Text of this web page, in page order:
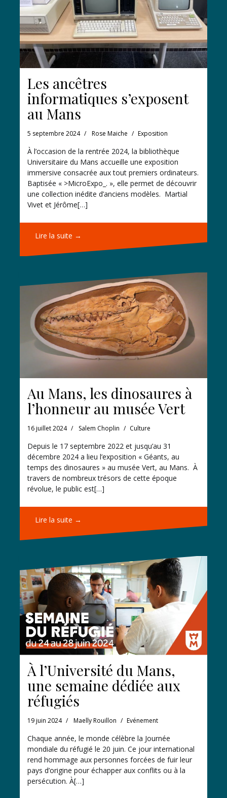
Les ancêtres
informatiques s’exposent
au Mans
5 septembre 2024 Rose Maiche Exposition
À l’occasion de la rentrée 2024, la bibliothèque
Universitaire du Mans accueille une exposition
immersive consacrée aux tout premiers ordinateurs.
Baptisée « >MicroExpo_. », elle permet de découvrir
une collection inédite d’anciens modèles. Martial
Vivet et Jérôme[…]
Lire la suite →
Au Mans, les dinosaures à
l’honneur au musée Vert
16 juillet 2024 Salem Choplin Culture
Depuis le 17 septembre 2022 et jusqu’au 31
décembre 2024 a lieu l’exposition « Géants, au
temps des dinosaures » au musée Vert, au Mans. À
travers de nombreux trésors de cette époque
révolue, le public est[…]
Lire la suite →
À l’Université du Mans,
une semaine dédiée aux
réfugiés
19 juin 2024 Maelly Rouillon Evénement
Chaque année, le monde célèbre la Journée
mondiale du réfugié le 20 juin. Ce jour international
rend hommage aux personnes forcées de fuir leur
pays d’origine pour échapper aux conflits ou à la
persécution. À[…]